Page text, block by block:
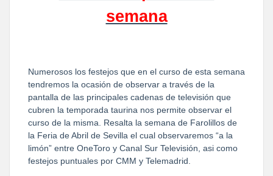
semana
Numerosos los festejos que en el curso de esta semana
tendremos la ocasión de observar a través de la
pantalla de las principales cadenas de televisión que
cubren la temporada taurina nos permite observar el
curso de la misma. Resalta la semana de Farolillos de
la Feria de Abril de Sevilla el cual observaremos “a la
limón” entre OneToro y Canal Sur Televisión, asi como
festejos puntuales por CMM y Telemadrid.